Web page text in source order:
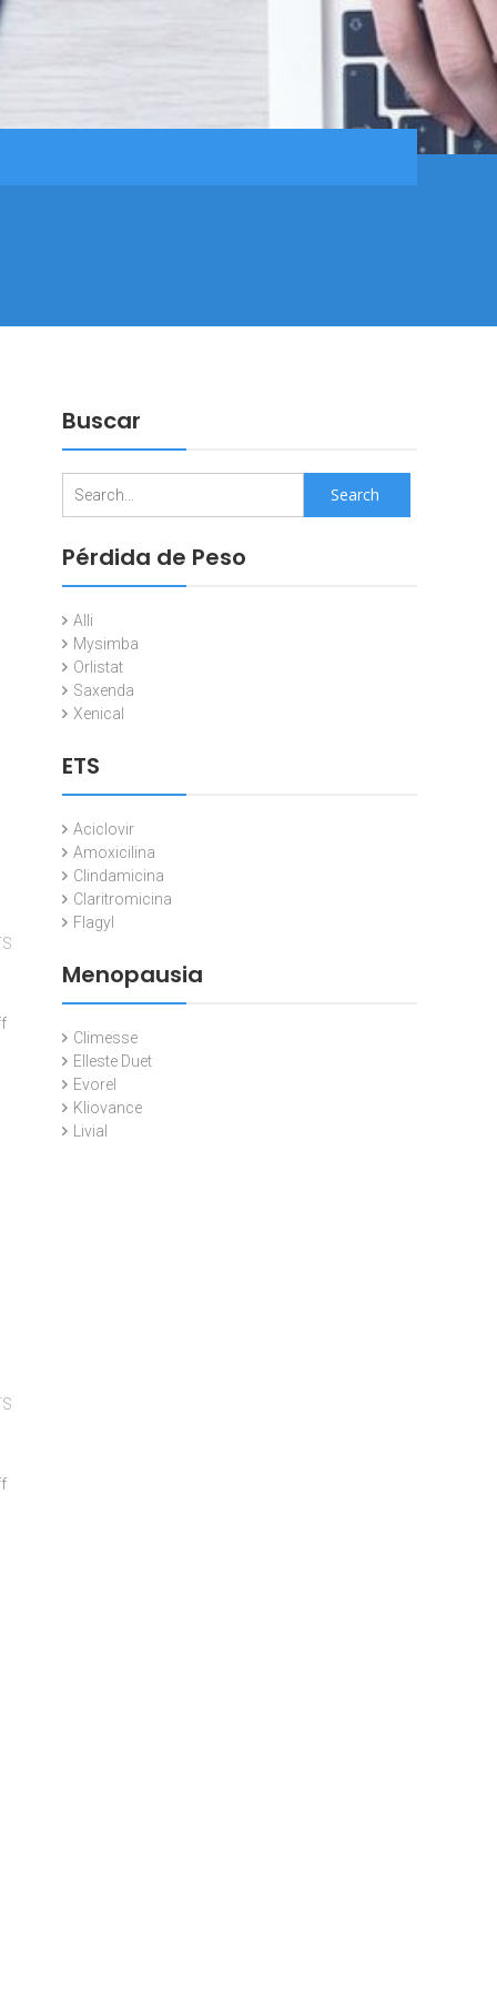
on
Comprar
Nistatina
on
Buscar
for:
Pérdida de Peso
Alli
Mysimba
Orlistat
Saxenda
Xenical
ETS
Aciclovir
Amoxicilina
Clindamicina
Claritromicina
Flagyl
Menopausia
Climesse
Elleste Duet
Evorel
Kliovance
Livial